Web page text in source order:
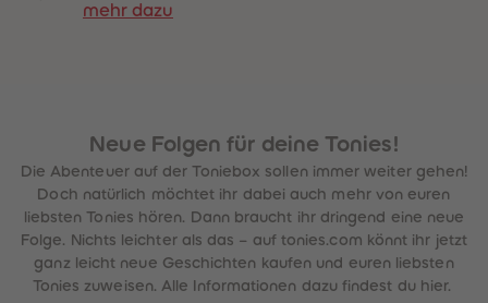
mehr dazu
Neue Folgen für deine Tonies!
Die Abenteuer auf der Toniebox sollen immer weiter gehen!
Doch natürlich möchtet ihr dabei auch mehr von euren
liebsten Tonies hören. Dann braucht ihr dringend eine neue
Folge. Nichts leichter als das – auf tonies.com könnt ihr jetzt
ganz leicht neue Geschichten kaufen und euren liebsten
Tonies zuweisen. Alle Informationen dazu findest du hier.